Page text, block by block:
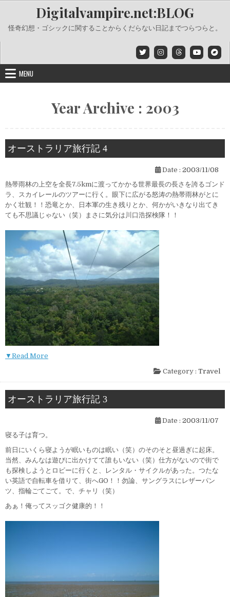
content
Digitalvampire.net:BLOG
怪奇幻想・ゴシックに関することからくだらない日記までつらつらと。
MENU
Year Archive : 2003
オーストラリア旅行記 4
Date : 2003/11/08
熱帯雨林の上空を全長7.5kmに渡ってかかる世界最長の長さを誇るゴンド
ラ、スカイレールのツアーに行く。眼下に広がる怒涛の熱帯雨林がとに
かく壮観！！恐竜とか、日本軍の生き残りとか、何かがいきなり出てき
ても不思議じゃない（笑）まさに気分は川口浩探検隊！！
▼Read More
Category : Travel
オーストラリア旅行記 3
Date : 2003/11/07
寝る子は育つ。
前日にいくら寝ようが眠いものは眠い（笑）のそのそと昼過ぎに起床。
当然、みんなは遊びに出かけてて誰もいない（笑）仕方がないので街で
も探検しようとロビーに行くと、レンタル・サイクルがあった。つたな
い英語で自転車を借りて、街へGO！！勿論、サングラスにレザーパン
ツ、指輪ごてごて。で、チャリ（笑）
あぁ！俺ってスッゴク健康的！！